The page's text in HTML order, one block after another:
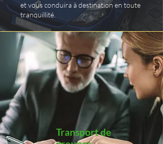
et vous conduira à destination en toute
tranquillité.
Transport de